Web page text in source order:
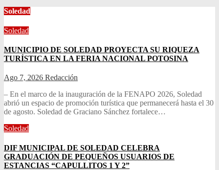
Soledad
Soledad
MUNICIPIO DE SOLEDAD PROYECTA SU RIQUEZA
TURÍSTICA EN LA FERIA NACIONAL POTOSINA
Ago 7, 2026 Redacción
– En el marco de la inauguración de la FENAPO 2026, Soledad
abrió un espacio de promoción turística que permanecerá hasta el 30
de agosto. Soledad de Graciano Sánchez fortalece…
Soledad
DIF MUNICIPAL DE SOLEDAD CELEBRA
GRADUACIÓN DE PEQUEÑOS USUARIOS DE
ESTANCIAS “CAPULLITOS 1 Y 2”